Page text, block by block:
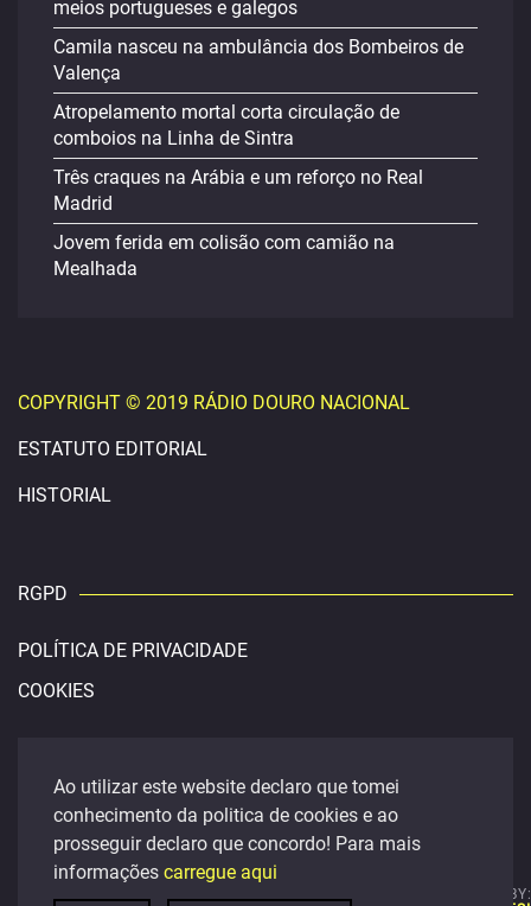
Ao utilizar este website declaro que tomei
conhecimento da politica de cookies e ao
prosseguir declaro que concordo! Para mais
informações carregue aqui
meios portugueses e galegos
Camila nasceu na ambulância dos Bombeiros de
Valença
Atropelamento mortal corta circulação de
comboios na Linha de Sintra
Três craques na Arábia e um reforço no Real
Madrid
Jovem ferida em colisão com camião na
Mealhada
COPYRIGHT © 2019 RÁDIO DOURO NACIONAL
ESTATUTO EDITORIAL
HISTORIAL
RGPD
POLÍTICA DE PRIVACIDADE
COOKIES
douronacional@gmail.com
FACEBOOK
t. 254 400 459
POWERED BY: